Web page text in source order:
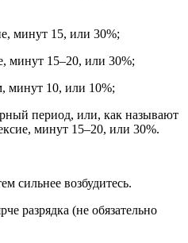
минут 15, или 30%;
минут 15–20, или 30%;
минут 10, или 10%;
период, или, как называют
минут 15–20, или 30%.
сильнее возбудитесь.
разрядка (не обязательно